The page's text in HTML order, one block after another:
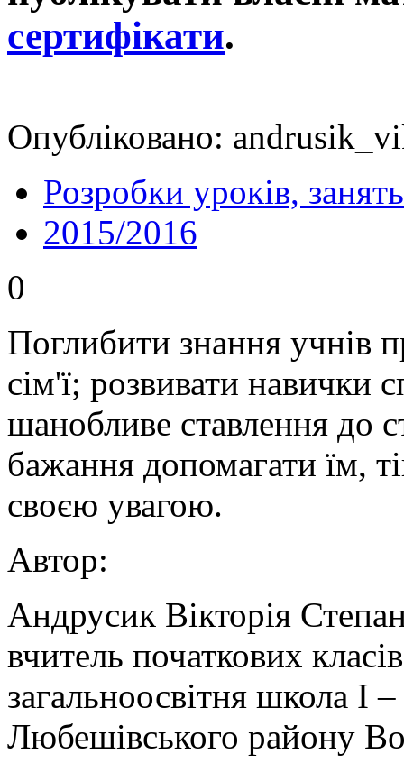
сертифікати.
Опубліковано:
Розробки уроків, занять
2015/2016
0
Поглибити знання учнів
сім'ї; розвивати навички
шанобливе ставлення до
бажання допомагати їм,
своєю увагою.
Автор:
Андрусик Вікторія
вчитель початкових класів
загальноосвітня школа I
Любешівського району